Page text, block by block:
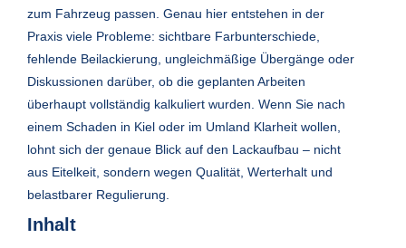
zum Fahrzeug passen. Genau hier entstehen in der
Praxis viele Probleme: sichtbare Farbunterschiede,
fehlende Beilackierung, ungleichmäßige Übergänge oder
Diskussionen darüber, ob die geplanten Arbeiten
überhaupt vollständig kalkuliert wurden. Wenn Sie nach
einem Schaden in Kiel oder im Umland Klarheit wollen,
lohnt sich der genaue Blick auf den Lackaufbau – nicht
aus Eitelkeit, sondern wegen Qualität, Werterhalt und
belastbarer Regulierung.
Inhalt